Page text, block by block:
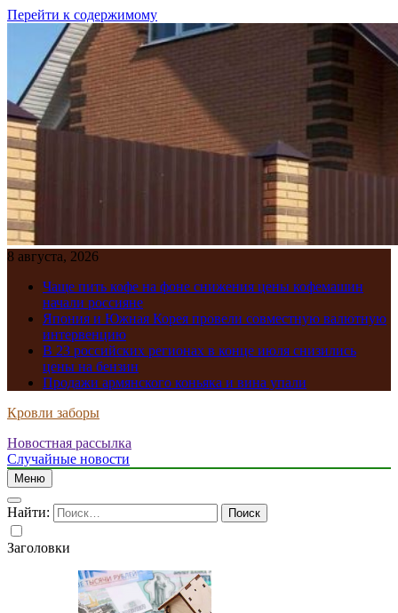
Перейти к содержимому
8 августа, 2026
Чаще пить кофе на фоне снижения цены кофемашин
начали россияне
Япония и Южная Корея провели совместную валютную
интервенцию
В 23 российских регионах в конце июля снизились
цены на бензин
Продажи армянского коньяка и вина упали
Кровли заборы
Новостная рассылка
Случайные новости
Меню
Найти:
Заголовки